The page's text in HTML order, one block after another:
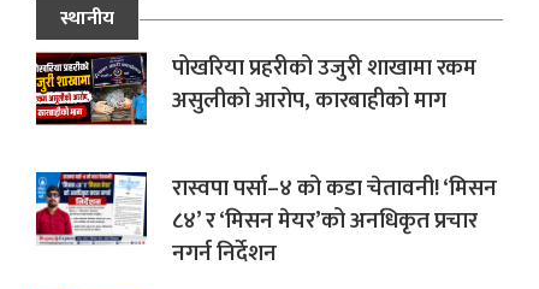
स्थानीय
पोखरिया प्रहरीको उजुरी शाखामा रकम
असुलीको आरोप, कारबाहीको माग
रास्वपा पर्सा–४ को कडा चेतावनी! ‘मिसन
८४’ र ‘मिसन मेयर’को अनधिकृत प्रचार
नगर्न निर्देशन